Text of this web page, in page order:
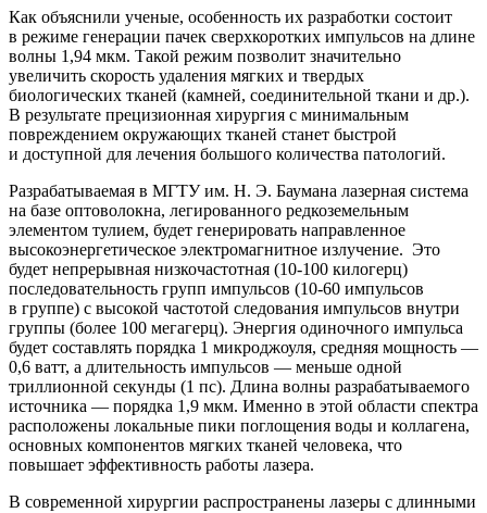
Как объяснили ученые, особенность их разработки состоит
в режиме генерации пачек сверхкоротких импульсов на длине
волны 1,94 мкм. Такой режим позволит значительно
увеличить скорость удаления мягких и твердых
биологических тканей (камней, соединительной ткани и др.).
В результате прецизионная хирургия с минимальным
повреждением окружающих тканей станет быстрой
и доступной для лечения большого количества патологий.
Разрабатываемая в МГТУ им. Н. Э. Баумана лазерная система
на базе оптоволокна, легированного редкоземельным
элементом тулием, будет генерировать направленное
высокоэнергетическое электромагнитное излучение. Это
будет непрерывная низкочастотная (10-100 килогерц)
последовательность групп импульсов (10-60 импульсов
в группе) с высокой частотой следования импульсов внутри
группы (более 100 мегагерц). Энергия одиночного импульса
будет составлять порядка 1 микроджоуля, средняя мощность —
0,6 ватт, а длительность импульсов — меньше одной
триллионной секунды (1 пс). Длина волны разрабатываемого
источника — порядка 1,9 мкм. Именно в этой области спектра
расположены локальные пики поглощения воды и коллагена,
основных компонентов мягких тканей человека, что
повышает эффективность работы лазера.
В современной хирургии распространены лазеры с длинными